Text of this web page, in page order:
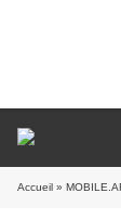
Accueil »